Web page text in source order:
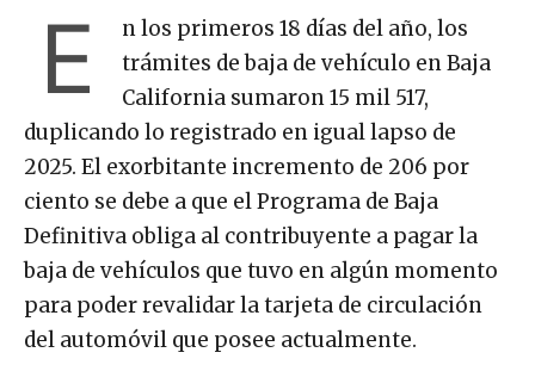
E
n los primeros 18 días del año, los
trámites de baja de vehículo en Baja
California sumaron 15 mil 517,
duplicando lo registrado en igual lapso de
2025. El exorbitante incremento de 206 por
ciento se debe a que el Programa de Baja
Definitiva obliga al contribuyente a pagar la
baja de vehículos que tuvo en algún momento
para poder revalidar la tarjeta de circulación
del automóvil que posee actualmente.